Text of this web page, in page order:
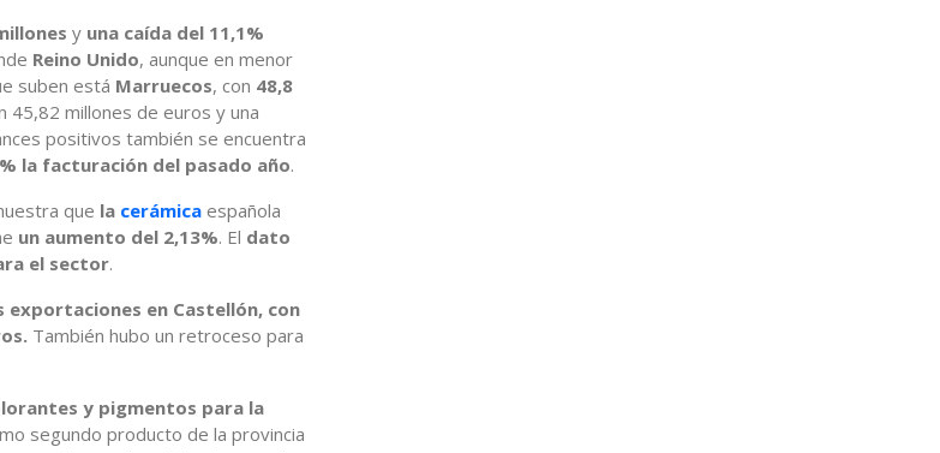
y una caída del 11,1%
Reino Unido, aunque en menor
suben está Marruecos, con 48,8
45,82 millones de euros y una
positivos también se encuentra
la facturación del pasado año.
que la cerámica española
un aumento del 2,13%. El dato
el sector.
exportaciones en Castellón, con
También hubo un retroceso para
y pigmentos para la
segundo producto de la provincia